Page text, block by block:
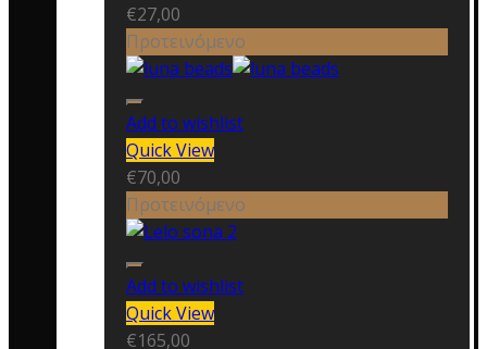
€27,00
Προτεινόμενο
Add to wishlist
Quick View
€70,00
Προτεινόμενο
Add to wishlist
Quick View
€165,00